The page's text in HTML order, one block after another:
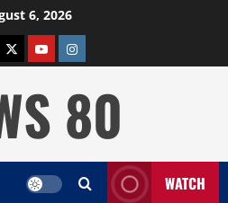
6, 2026
twitterYOUTUBE
instagram
80
WATCH